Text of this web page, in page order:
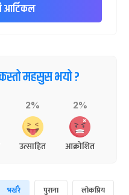
महसुस भयो ?
2%
उत्साहित
2%
आक्रोशित
भर्खरै पुराना लोकप्रिय